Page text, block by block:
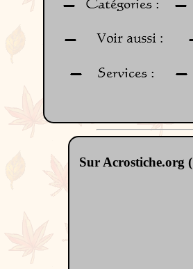
Sur Acrostiche.org (